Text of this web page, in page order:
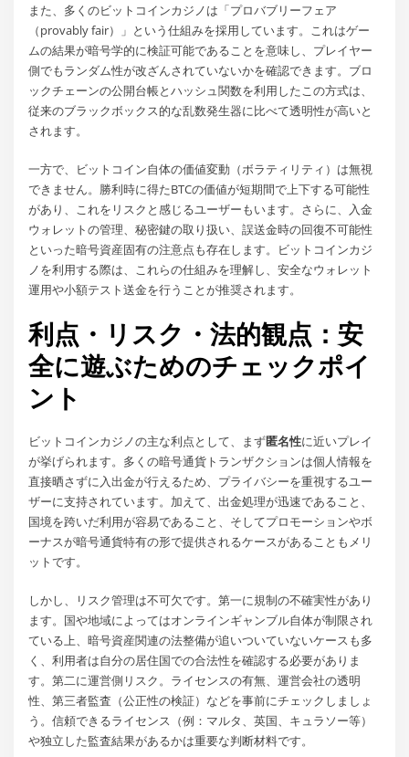
また、多くのビットコインカジノは「プロバブリーフェア
（provably fair）」という仕組みを採用しています。これはゲー
ムの結果が暗号学的に検証可能であることを意味し、プレイヤー
側でもランダム性が改ざんされていないかを確認できます。ブロ
ックチェーンの公開台帳とハッシュ関数を利用したこの方式は、
従来のブラックボックス的な乱数発生器に比べて透明性が高いと
されます。
一方で、ビットコイン自体の価値変動（ボラティリティ）は無視
できません。勝利時に得たBTCの価値が短期間で上下する可能性
があり、これをリスクと感じるユーザーもいます。さらに、入金
ウォレットの管理、秘密鍵の取り扱い、誤送金時の回復不可能性
といった暗号資産固有の注意点も存在します。ビットコインカジ
ノを利用する際は、これらの仕組みを理解し、安全なウォレット
運用や小額テスト送金を行うことが推奨されます。
利点・リスク・法的観点：安
全に遊ぶためのチェックポイ
ント
ビットコインカジノの主な利点として、まず匿名性に近いプレイ
が挙げられます。多くの暗号通貨トランザクションは個人情報を
直接晒さずに入出金が行えるため、プライバシーを重視するユー
ザーに支持されています。加えて、出金処理が迅速であること、
国境を跨いだ利用が容易であること、そしてプロモーションやボ
ーナスが暗号通貨特有の形で提供されるケースがあることもメリ
ットです。
しかし、リスク管理は不可欠です。第一に規制の不確実性があり
ます。国や地域によってはオンラインギャンブル自体が制限され
ている上、暗号資産関連の法整備が追いついていないケースも多
く、利用者は自分の居住国での合法性を確認する必要がありま
す。第二に運営側リスク。ライセンスの有無、運営会社の透明
性、第三者監査（公正性の検証）などを事前にチェックしましょ
う。信頼できるライセンス（例：マルタ、英国、キュラソー等）
や独立した監査結果があるかは重要な判断材料です。